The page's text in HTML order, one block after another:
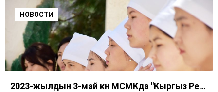
НОВОСТИ
2023-жылдын 3-май күнү МСМКда "Кыргыз Республикасынын 30 жылдыгына карата салтанаттуу чогулуш өткөрүлдү.